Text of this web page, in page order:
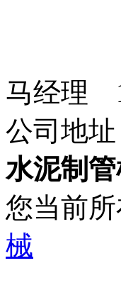
马经理
公司地
水泥制
您当前所
械